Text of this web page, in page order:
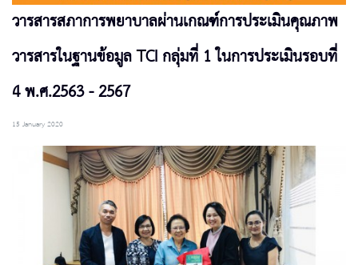
วารสารสภาการพยาบาลผ่านเกณฑ์การประเมินคุณภาพ
วารสารในฐานข้อมูล TCI กลุ่มที่ 1 ในการประเมินรอบที่
4 พ.ศ.2563 - 2567
15 January 2020